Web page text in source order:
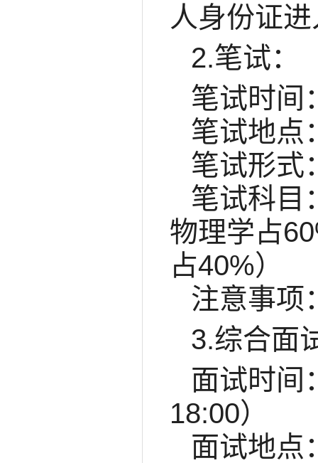
人身份证
2.笔试：
笔试时间
笔试地点
笔试形式
笔试科目
物理学占
占40%）
注意事项
3.综合面
面试时间
18:00）
面试地点